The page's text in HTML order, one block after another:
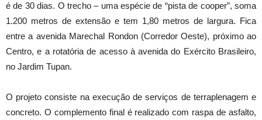
é de 30 dias. O trecho – uma espécie de “pista de cooper”, soma
1.200 metros de extensão e tem 1,80 metros de largura. Fica
entre a avenida Marechal Rondon (Corredor Oeste), próximo ao
Centro, e a rotatória de acesso à avenida do Exército Brasileiro,
no Jardim Tupan.
O projeto consiste na execução de serviços de terraplenagem e
concreto. O complemento final é realizado com raspa de asfalto,